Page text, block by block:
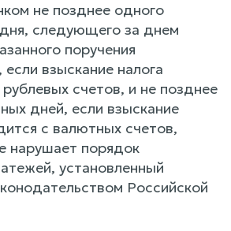
не позднее одного
следующего за днем
поручения
взыскание налога
счетов, и не позднее
дней, если взыскание
с валютных счетов,
нарушает порядок
установленный
Российской